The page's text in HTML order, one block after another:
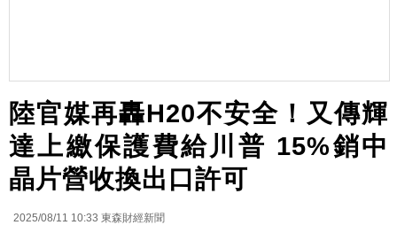
陸官媒再轟H20不安全！又傳輝
達上繳保護費給川普 15%銷中
晶片營收換出口許可
2025/08/11 10:33 東森財經新聞